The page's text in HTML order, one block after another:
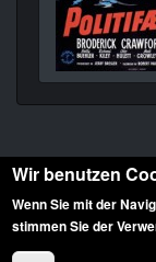
Diese Website ist
Rechte vorbehalten.
Wir benutzen
Wenn Sie mit der
stimmen Sie der